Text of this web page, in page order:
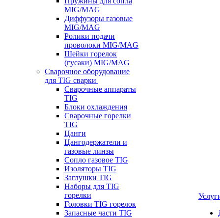
MIG/MAG
Диффузоры газовые
MIG/MAG
Ролики подачи
проволоки MIG/MAG
Шейки горелок
(гусаки) MIG/MAG
Сварочное оборудование
для TIG сварки
Сварочные аппараты
TIG
Блоки охлаждения
Сварочные горелки
TIG
Цанги
Цангодержатели и
газовые линзы
Сопло газовое TIG
Изоляторы TIG
Заглушки TIG
Наборы для TIG
горелки
Головки TIG горелок
Запасные части TIG